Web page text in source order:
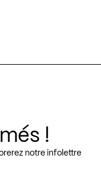
!
notre infolettre